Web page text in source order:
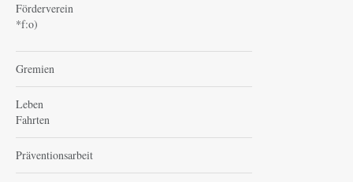
Förderverein
*f:o)
Gremien
Leben
Fahrten
Präventionsarbeit